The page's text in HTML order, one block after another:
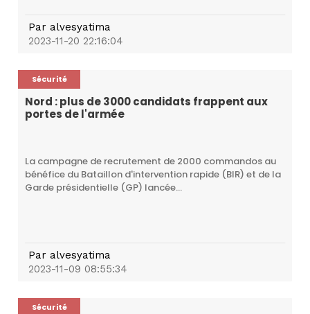
Paralvesyatima
2023-11-20 22:16:04
Sécurité
Nord : plus de 3000 candidats frappent aux
portes de l'armée
La campagne de recrutement de 2000 commandos au
bénéfice du Bataillon d'intervention rapide (BIR) et de la
Garde présidentielle (GP) lancée...
Paralvesyatima
2023-11-09 08:55:34
Sécurité